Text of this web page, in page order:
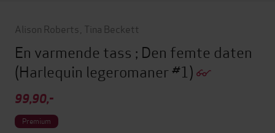
Alison Roberts Tina Beckett
En varmende tass ; Den femte daten
(Harlequin legeromaner #1)
99,90,-
Premium